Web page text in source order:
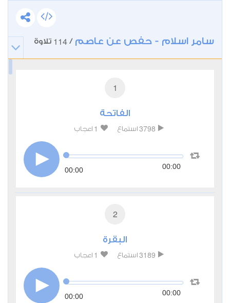
سامر اسلام - حفص عن عاصم /
114 تلاوة
1
الفاتحة
3798 استماع 1 اعجاب
00:00 00:00
2
البقرة
3189 استماع 1 اعجاب
00:00 00:00